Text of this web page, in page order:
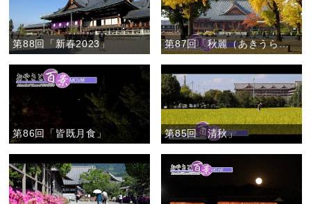
第88回「新春2023」 第87回「秋麗（あきうらら）」
第86回「皆既月食」 第85回「清秋」